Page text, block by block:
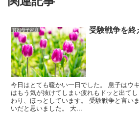
貧困母子家庭 受験戦争を終
今日はとても暖かい一日でした。 息子はウ
はもう気が抜けてしまい疲れもドッと出て
わり、ほっとしています。 受験戦争と言い
いだと思いました。 大...